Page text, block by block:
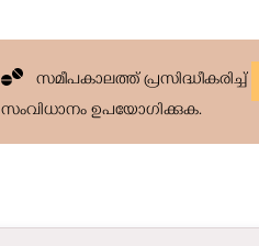
സമീപകാലത്ത് പ്രസിദ്ധീകരിച്ച്
സംവിധാനം ഉപയോഗിക്കുക.